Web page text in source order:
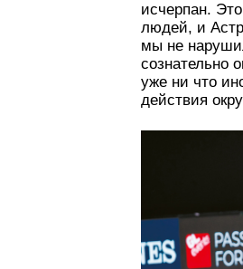
исчерпан.
людей, и
мы не
сознательно
уже ни что
действия